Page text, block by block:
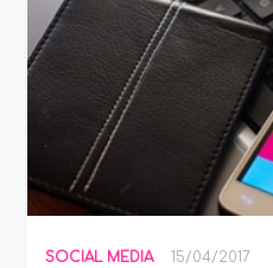
SOCIAL MEDIA 15/04/2017